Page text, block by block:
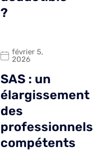
?
février 5,
2026
SAS : un
élargissement
des
professionnels
compétents